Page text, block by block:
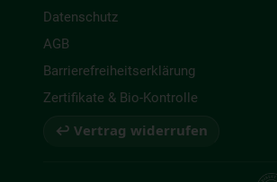
Datenschutz
AGB
Barrierefreiheitserklärung
Zertifikate & Bio-Kontrolle
↩ Vertrag widerrufen